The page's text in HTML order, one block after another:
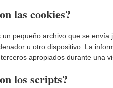
las cookies?
un pequeño archivo que se
u otro dispositivo. La
apropiados durante una
los scripts?